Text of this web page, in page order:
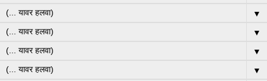
▼
▼
▼
▼